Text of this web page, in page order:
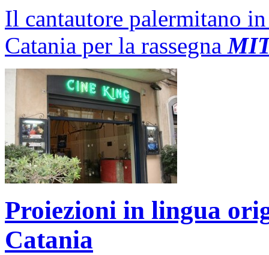
Il cantautore palermitano
Catania per la rassegna
Proiezioni in lingua
Catania